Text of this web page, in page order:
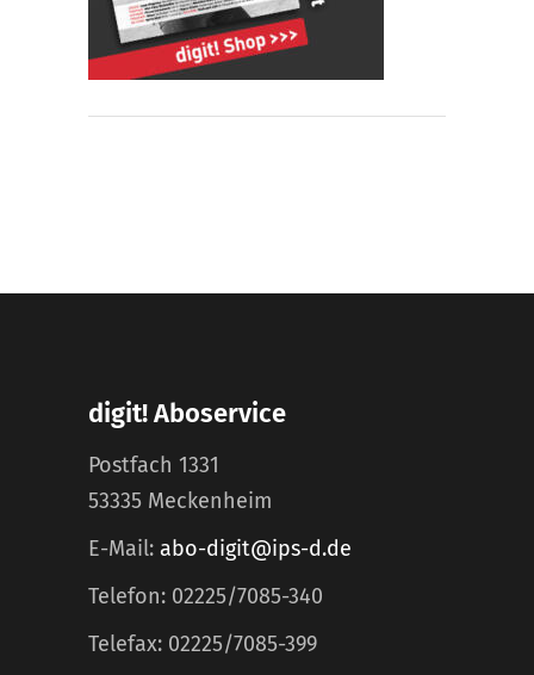
digit! Aboservice
Postfach 1331
53335 Meckenheim
E-Mail: abo-digit@ips-d.de
Telefon: 02225/7085-340
Telefax: 02225/7085-399